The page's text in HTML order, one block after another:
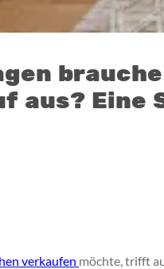
aus?
verkaufen möchte, trifft